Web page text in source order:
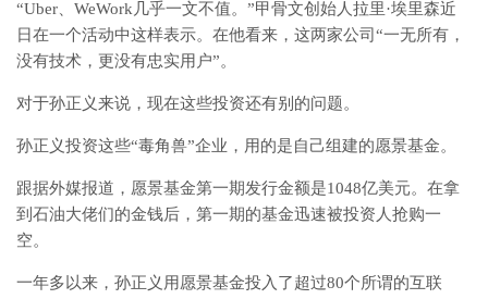
“Uber、WeWork几乎一文不值。”甲骨文创始人拉里·埃里森近
日在一个活动中这样表示。在他看来，这两家公司“一无所有，
没有技术，更没有忠实用户”。
对于孙正义来说，现在这些投资还有别的问题。
孙正义投资这些“毒角兽”企业，用的是自己组建的愿景基金。
跟据外媒报道，愿景基金第一期发行金额是1048亿美元。在拿
到石油大佬们的金钱后，第一期的基金迅速被投资人抢购一
空。
一年多以来，孙正义用愿景基金投入了超过80个所谓的互联